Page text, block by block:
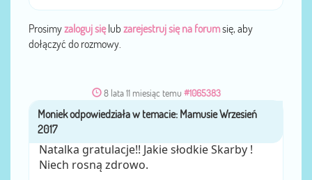
Prosimyzaloguj sięlub zarejestruj się na forumsię, aby
dołączyć do rozmowy.
8 lata 11 miesiąc temu #1065383
przezMoniek
Natalka gratulacje!! Jakie słodkie Skarby !
Niech rosną zdrowo.